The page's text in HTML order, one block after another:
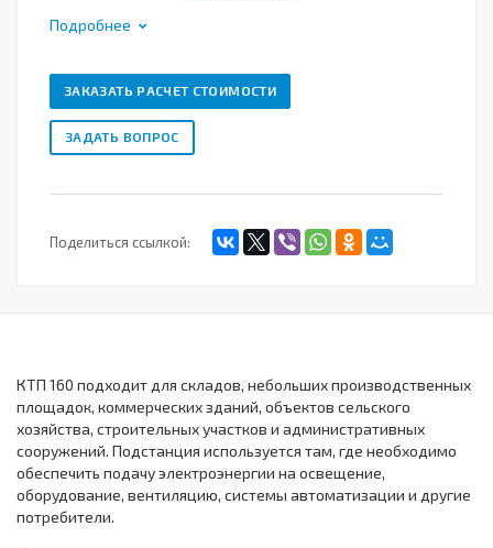
Подробнее
ЗАКАЗАТЬ РАСЧЕТ СТОИМОСТИ
ЗАДАТЬ ВОПРОС
Поделиться ссылкой:
КТП 160 подходит для складов, небольших производственных
площадок, коммерческих зданий, объектов сельского
хозяйства, строительных участков и административных
сооружений. Подстанция используется там, где необходимо
обеспечить подачу электроэнергии на освещение,
оборудование, вентиляцию, системы автоматизации и другие
потребители.